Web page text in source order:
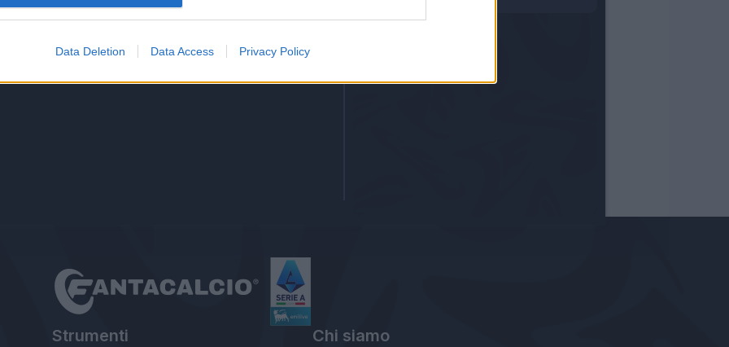
Data Deletion Data Access Privacy Policy
Strumenti Chi siamo